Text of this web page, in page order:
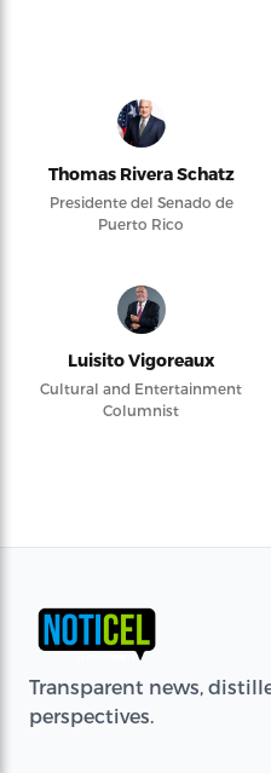
Thomas Rivera Schatz
Presidente del Senado de
Puerto Rico
Luisito Vigoreaux
Cultural and Entertainment
Columnist
Transparent news,
perspectives.